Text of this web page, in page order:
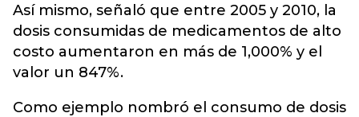
Así mismo, señaló que entre 2005 y 2010, la
dosis consumidas de medicamentos de alto
costo aumentaron en más de 1,000% y el
valor un 847%.
Como ejemplo nombró el consumo de dosis